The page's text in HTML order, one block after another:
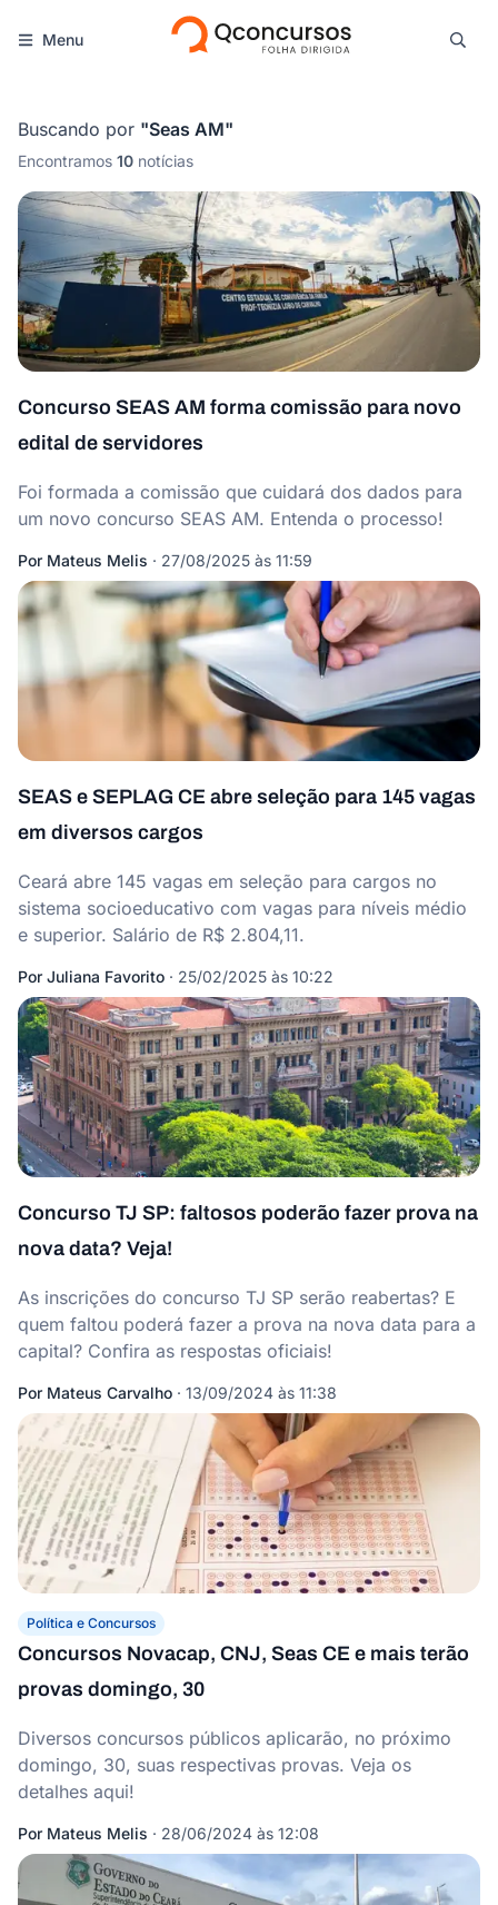
Menu
Buscando por "Seas AM"
Encontramos 10 notícias
Concurso SEAS AM forma comissão para novo
edital de servidores
Foi formada a comissão que cuidará dos dados para
um novo concurso SEAS AM. Entenda o processo!
Por Mateus Melis · 27/08/2025 às 11:59
SEAS e SEPLAG CE abre seleção para 145 vagas
em diversos cargos
Ceará abre 145 vagas em seleção para cargos no
sistema socioeducativo com vagas para níveis médio
e superior. Salário de R$ 2.804,11.
Por Juliana Favorito · 25/02/2025 às 10:22
Concurso TJ SP: faltosos poderão fazer prova na
nova data? Veja!
As inscrições do concurso TJ SP serão reabertas? E
quem faltou poderá fazer a prova na nova data para a
capital? Confira as respostas oficiais!
Por Mateus Carvalho · 13/09/2024 às 11:38
Política e Concursos
Concursos Novacap, CNJ, Seas CE e mais terão
provas domingo, 30
Diversos concursos públicos aplicarão, no próximo
domingo, 30, suas respectivas provas. Veja os
detalhes aqui!
Por Mateus Melis · 28/06/2024 às 12:08